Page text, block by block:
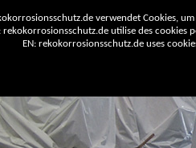
verwendet Cookies,
rekokorrosionsschutz.de utilise des cookies
EN: rekokorrosionsschutz.de uses